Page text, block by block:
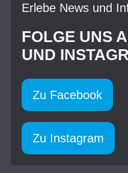
Erlebe News und
FOLGE UNS
UND
Zu Facebook
Zu Instagram